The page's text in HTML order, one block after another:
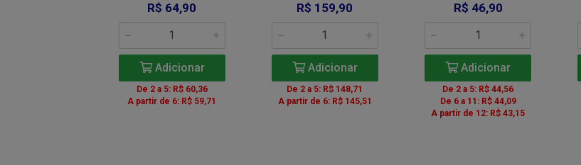
R$ 64,90
Adicionar
De 2 a 5: R$ 60,36
A partir de 6: R$ 59,71
R$ 159,90
Adicionar
De 2 a 5: R$ 148,71
A partir de 6: R$ 145,51
R$ 46,90
Adicionar
De 2 a 5: R$ 44,56
De 6 a 11: R$ 44,09
A partir de 12: R$ 43,15